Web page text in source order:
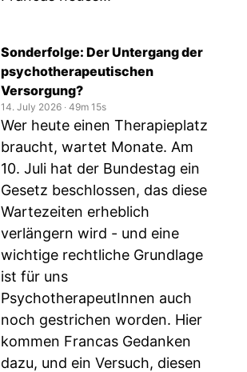
Sonderfolge: Der Untergang der
psychotherapeutischen
Versorgung?
14. July 2026 ‧ 49m 15s
Wer heute einen Therapieplatz
braucht, wartet Monate. Am
10. Juli hat der Bundestag ein
Gesetz beschlossen, das diese
Wartezeiten erheblich
verlängern wird - und eine
wichtige rechtliche Grundlage
ist für uns
PsychotherapeutInnen auch
noch gestrichen worden. Hier
kommen Francas Gedanken
dazu, und ein Versuch, diesen